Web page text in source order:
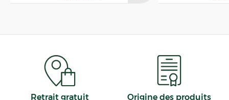
Retrait gratuit
Origine des produits